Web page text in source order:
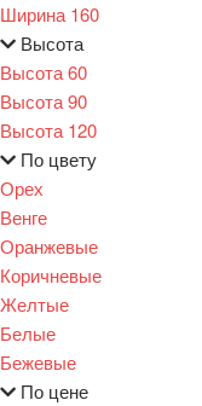
Ширина 160
Высота
Высота 60
Высота 90
Высота 120
По цвету
Орех
Венге
Оранжевые
Коричневые
Желтые
Белые
Бежевые
По цене